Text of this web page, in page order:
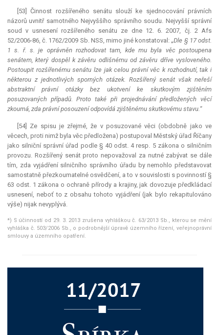
[53] Činnost rozšířeného senátu slouží ke sjednocování právních
názorů uvnitř samotného Nejvyššího správního soudu. Nejvyšší správní
soud v usnesení rozšířeného senátu ze dne 12. 6. 2007, čj. 2 Afs
52/2006-86, č. 1762/2009 Sb. NSS, mimo jiné konstatoval: „Dle § 17 odst.
1 s. ř. s. je oprávněn rozhodovat tam, kde mu byla věc postoupena
senátem, který dospěl k závěru odlišnému od závěru dříve vysloveného.
Postoupit rozšířenému senátu lze jak celou právní věc k rozhodnutí, tak i
některou z jednotlivých sporných otázek. Rozšířený senát však neřeší
abstraktníprávní otázky bez ukotvení ke skutkovým zjištěním
posuzovaných případů. Proto také při projednávání předložených věcí
zkoumá, zda právní posouzení odpovídá zjištěnému skutkovému stavu.“
[54] Ze spisu je zřejmé, že v posuzované věci (obdobně jako ve
věcech, proti nimž byla věc předložena) postupoval Městský úřad Říčany
jako silniční správní úřad podle § 40 odst. 4 resp. 5 zákona o silničním
provozu. Rozšířený senát proto nepovažoval za nutné zabývat se dále
tím, zda vyjádření silničního správního úřadu by nemohlo představovat
samostatně přezkoumatelné osvědčení, a to v souvislosti s povinností §
63 odst. 1 zákona o ochraně přírody a krajiny, jak dovozuje předkládací
usnesení, neboť to z obsahu tohoto vyjádření (jak bylo rekapitulováno
výše) nijak nevyplývá.
*) S účinností od 29. 3. 2013 zrušena vyhláškou č. 63/2013 Sb., kterou se mění
vyhláška č. 503/2006 Sb., o podrobnější úpravě územního řízení, veřejnoprávní
smlouvy a územního opatření.